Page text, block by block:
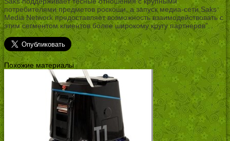
потребителями предметов роскоши, а запуск медиа-сети Saks
Media Network предоставляет возможность взаимодействовать с
этим сегментом клиентов более широкому кругу партнеров”.
Похожие материалы